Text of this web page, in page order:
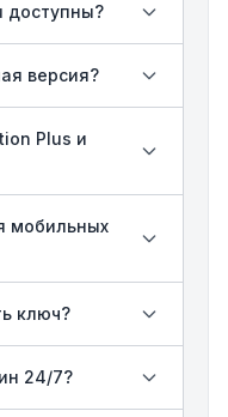
доступны?
версия?
Plus и
мобильных
ключ?
24/7?